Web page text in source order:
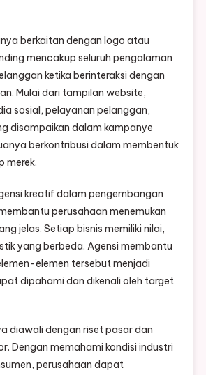
berkaitan dengan logo atau
mencakup seluruh pengalaman
ketika berinteraksi dengan
Mulai dari tampilan website,
sosial, pelayanan pelanggan,
disampaikan dalam kampanye
berkontribusi dalam membentuk
merek.
kreatif dalam pengembangan
perusahaan menemukan
jelas. Setiap bisnis memiliki nilai,
yang berbeda. Agensi membantu
elemen tersebut menjadi
dipahami dan dikenali oleh target
diawali dengan riset pasar dan
Dengan memahami kondisi industri
perusahaan dapat